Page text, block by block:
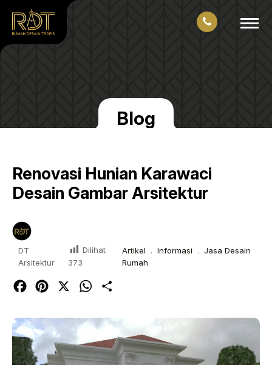
Blog
Renovasi Hunian Karawaci
Desain Gambar Arsitektur
DT
Arsitektur
Dilihat
373
Artikel . Informasi . Jasa Desain
Rumah
FacebookPinterest WhatsApp